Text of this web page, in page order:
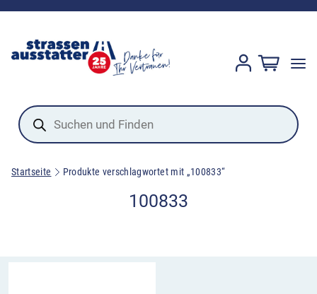
Products
search
Startseite Produkte verschlagwortet mit „100833“
100833